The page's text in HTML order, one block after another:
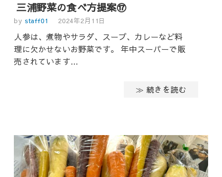
三浦野菜の食べ方提案⑰
by staff01 2024年2月11日
人参は、煮物やサラダ、スープ、カレーなど料
理に欠かせないお野菜です。 年中スーパーで販
売されています…
≫ 続きを読む